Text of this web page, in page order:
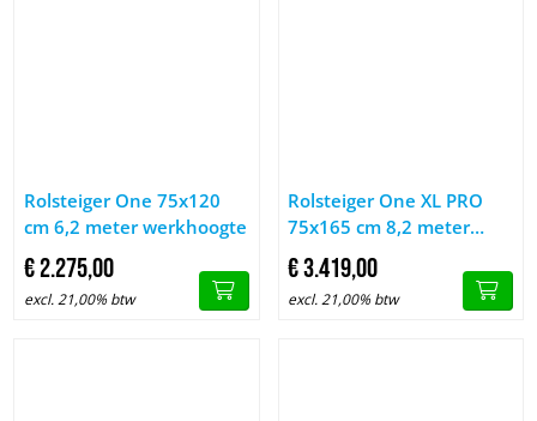
Afbeelding Rolsteiger One 75x120 cm 6,2 meter werkhoogte
Rolsteiger One 75x120
cm 6,2 meter werkhoogte
€2.275,00
excl. 21,00% btw
Afbeelding Rolsteiger One XL
Rolsteiger One XL PRO
75x165 cm 8,2 meter
werkhoogte
€3.419,00
excl. 21,00% btw